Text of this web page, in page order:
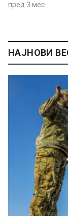
пред 3 мес.
НАЈНОВИ